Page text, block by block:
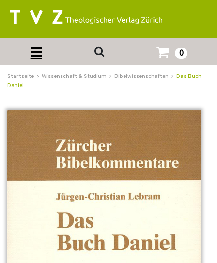
0
Startseite Wissenschaft & Studium Bibelwissenschaften
Das Buch
Daniel